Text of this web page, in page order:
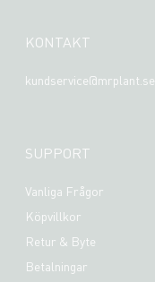
KONTAKT
kundservice@mrplant.se
SUPPORT
Vanliga Frågor
Köpvillkor
Retur & Byte
Betalningar